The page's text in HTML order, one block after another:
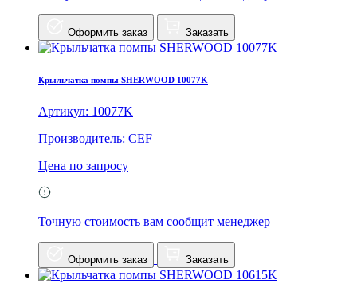
Оформить заказ Заказать
Крыльчатка помпы SHERWOOD 10077K
Артикул: 10077K
Производитель: CEF
Цена по запросу
Точную стоимость вам сообщит менеджер
Оформить заказ Заказать